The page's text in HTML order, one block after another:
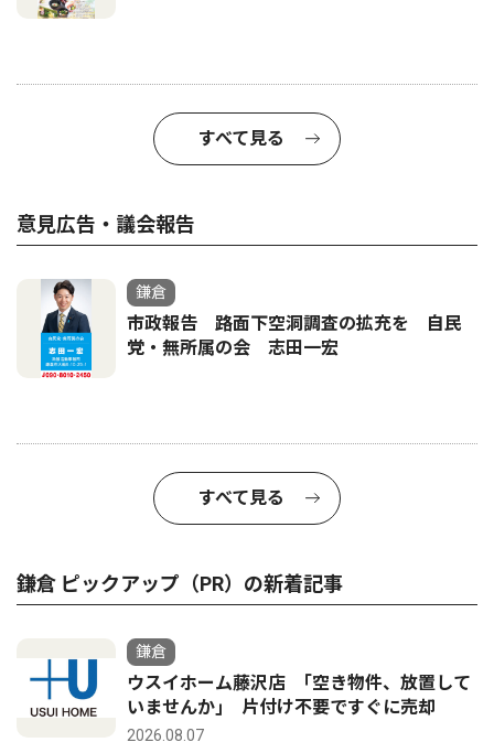
すべて見る
意見広告・議会報告
鎌倉
市政報告 路面下空洞調査の拡充を 自民
党・無所属の会 志田一宏
すべて見る
鎌倉 ピックアップ（PR）の新着記事
鎌倉
ウスイホーム藤沢店 ｢空き物件、放置して
いませんか｣ 片付け不要ですぐに売却
2026.08.07